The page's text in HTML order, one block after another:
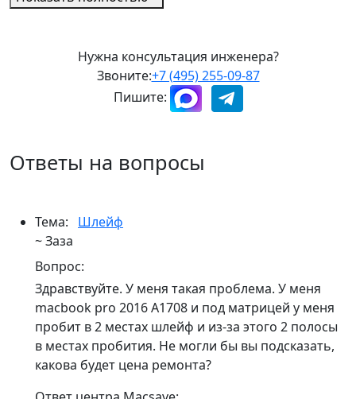
Нужна консультация инженера?
Звоните:+7 (495) 255-09-87
Пишите:
Ответы на вопросы
Тема:
Шлейф
~ Заза
Вопрос:
Здравствуйте. У меня такая проблема. У меня
macbook pro 2016 A1708 и под матрицей у меня
пробит в 2 местах шлейф и из-за этого 2 полосы
в местах пробития. Не могли бы вы подсказать,
какова будет цена ремонта?